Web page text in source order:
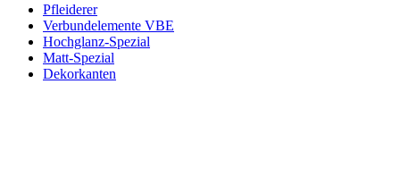
Pfleiderer
Verbundelemente VBE
Hochglanz-Spezial
Matt-Spezial
Dekorkanten